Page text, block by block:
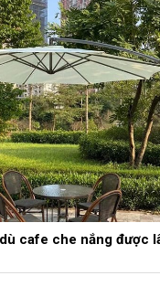
cafe che nắng được